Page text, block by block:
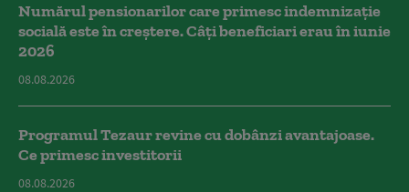
Numărul pensionarilor care primesc indemnizaţie
socială este în creștere. Câți beneficiari erau în iunie
2026
08.08.2026
Programul Tezaur revine cu dobânzi avantajoase.
Ce primesc investitorii
08.08.2026